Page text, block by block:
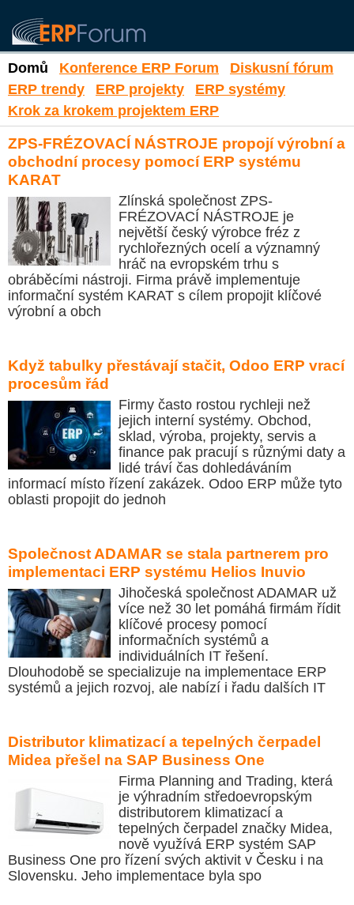
Domů Konference ERP Forum
Diskusní fórum
ERP trendy
ERP projekty
ERP systémy
Krok za krokem projektem ERP
ZPS-FRÉZOVACÍ NÁSTROJE propojí výrobní a
obchodní procesy pomocí ERP systému
KARAT
Zlínská společnost ZPS-
FRÉZOVACÍ NÁSTROJE je
největší český výrobce fréz z
rychlořezných ocelí a významný
hráč na evropském trhu s
obráběcími nástroji. Firma právě implementuje
informační systém KARAT s cílem propojit klíčové
výrobní a obch
Když tabulky přestávají stačit, Odoo ERP vrací
procesům řád
Firmy často rostou rychleji než
jejich interní systémy. Obchod,
sklad, výroba, projekty, servis a
finance pak pracují s různými daty a
lidé tráví čas dohledáváním
informací místo řízení zakázek. Odoo ERP může tyto
oblasti propojit do jednoh
Společnost ADAMAR se stala partnerem pro
implementaci ERP systému Helios Inuvio
Jihočeská společnost ADAMAR už
více než 30 let pomáhá firmám řídit
klíčové procesy pomocí
informačních systémů a
individuálních IT řešení.
Dlouhodobě se specializuje na implementace ERP
systémů a jejich rozvoj, ale nabízí i řadu dalších IT
Distributor klimatizací a tepelných čerpadel
Midea přešel na SAP Business One
Firma Planning and Trading, která
je výhradním středoevropským
distributorem klimatizací a
tepelných čerpadel značky Midea,
nově využívá ERP systém SAP
Business One pro řízení svých aktivit v Česku i na
Slovensku. Jeho implementace byla spo